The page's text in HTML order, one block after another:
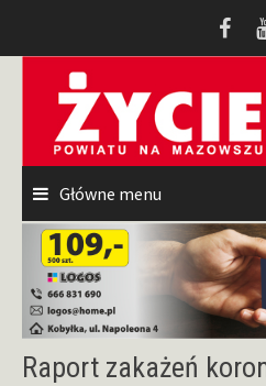
Główne menu
Raport zakażeń